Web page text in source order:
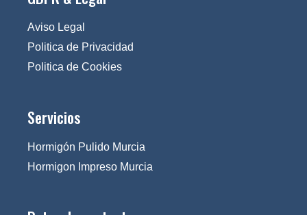
Aviso Legal
Politica de Privacidad
Politica de Cookies
Servicios
Hormigón Pulido Murcia
Hormigon Impreso Murcia